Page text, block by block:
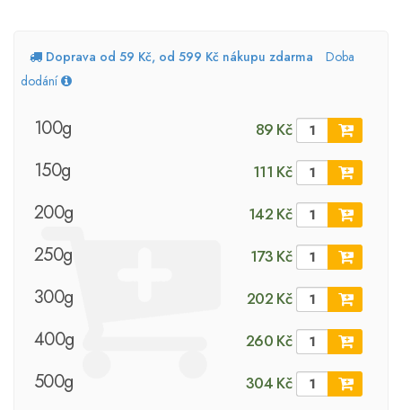
Doprava od 59 Kč, od 599 Kč nákupu zdarma
Doba
dodání
100g 89 Kč
150g 111 Kč
200g 142 Kč
250g 173 Kč
300g 202 Kč
400g 260 Kč
500g 304 Kč